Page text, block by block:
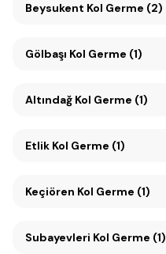
Beysukent Kol Germe (2)
Gölbaşı Kol Germe (1)
Altındağ Kol Germe (1)
Etlik Kol Germe (1)
Keçiören Kol Germe (1)
Subayevleri Kol Germe (1)